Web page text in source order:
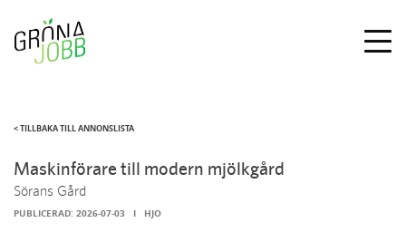
< TILLBAKA TILL ANNONSLISTA
Maskinförare till modern mjölkgård
Sörans Gård
PUBLICERAD: 2026-07-03 I HJO